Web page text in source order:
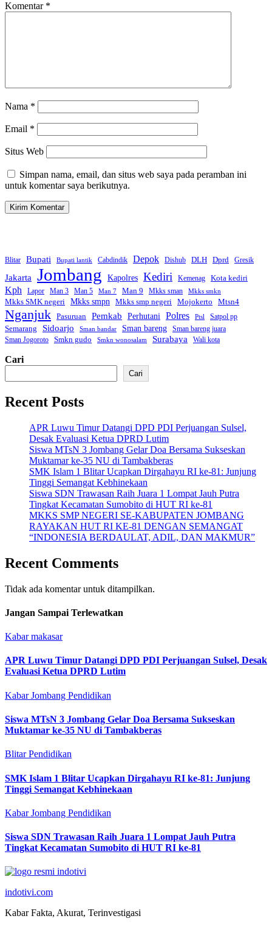
Komentar *
Nama *
Email *
Situs Web
Simpan nama, email, dan situs web saya pada peramban ini
untuk komentar saya berikutnya.
Blitar Bupati Bupati lantik Cabdindik Depok Dishub DLH Dprd Gresik
Jakarta Jombang Kapolres Kediri Kemenag Kota kediri
Kph Lapor Man 3 Man 5 Man 7 Man 9 Mkks sman Mkks smkn
Mkks SMK negeri Mkks smpn Mkks smp negeri Mojokerto Mtsn4
Nganjuk Pasuruan Pemkab Perhutani Polres Ptsl Satpol pp
Semarang Sidoarjo Sman bandar Sman bareng
Sman bareng juara
Sman Jogoroto
Smkn gudo Smkn wonosalam Surabaya Wali kota
Cari
Cari
Recent Posts
APR Luwu Timur Datangi DPD PDI Perjuangan Sulsel,
Desak Evaluasi Ketua DPRD Lutim
Siswa MTsN 3 Jombang Gelar Doa Bersama Sukseskan
Muktamar ke-35 NU di Tambakberas
SMK Islam 1 Blitar Ucapkan Dirgahayu RI ke-81: Junjung
Tinggi Semangat Kebhinekaan
Siswa SDN Trawasan Raih Juara 1 Lompat Jauh Putra
Tingkat Kecamatan Sumobito di HUT RI ke-81
MKKS SMP NEGERI SE-KABUPATEN JOMBANG
RAYAKAN HUT RI KE-81 DENGAN SEMANGAT
“INDONESIA BERDAULAT, ADIL, DAN MAKMUR”
Recent Comments
Tidak ada komentar untuk ditampilkan.
Jangan Sampai Terlewatkan
Kabar makasar
APR Luwu Timur Datangi DPD PDI Perjuangan Sulsel, Desak
Evaluasi Ketua DPRD Lutim
Kabar Jombang Pendidikan
Siswa MTsN 3 Jombang Gelar Doa Bersama Sukseskan
Muktamar ke-35 NU di Tambakberas
BlitarPendidikan
SMK Islam 1 Blitar Ucapkan Dirgahayu RI ke-81: Junjung
Tinggi Semangat Kebhinekaan
Kabar Jombang Pendidikan
Siswa SDN Trawasan Raih Juara 1 Lompat Jauh Putra
Tingkat Kecamatan Sumobito di HUT RI ke-81
indotivi.com
Kabar Fakta, Akurat, Terinvestigasi